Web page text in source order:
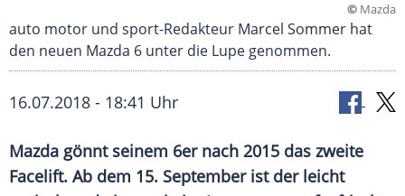
© Mazda
auto motor und sport-Redakteur Marcel Sommer hat
den neuen Mazda 6 unter die Lupe genommen.
16.07.2018 - 18:41 Uhr
Mazda gönnt seinem 6er nach 2015 das zweite
Facelift. Ab dem 15. September ist der leicht